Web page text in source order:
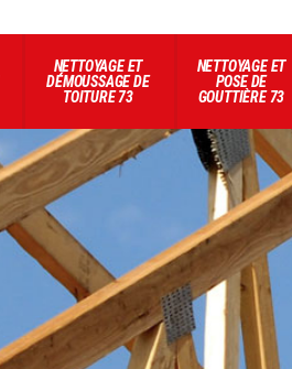
NETTOYAGE ET
DÉMOUSSAGE DE
TOITURE 73
NETTOYAGE ET
POSE DE
GOUTTIÈRE 73